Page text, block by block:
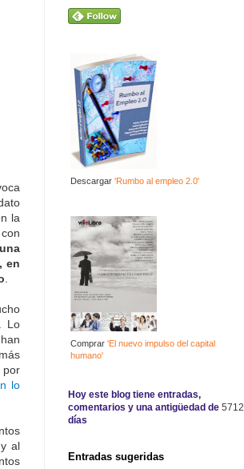
la
en
Lo
por
lo
al
Descargar 'Rumbo al empleo 2.0'
Comprar 'El nuevo impulso del capital
humano'
Hoy este blog tiene entradas,
comentarios y una antigüedad de 5712
días
Entradas sugeridas